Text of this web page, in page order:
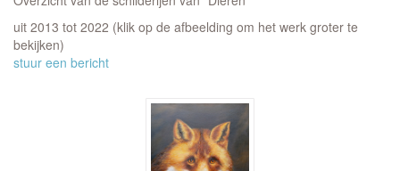
uit 2013 tot 2022 (klik op de afbeelding om het werk groter te
bekijken)
stuur een bericht